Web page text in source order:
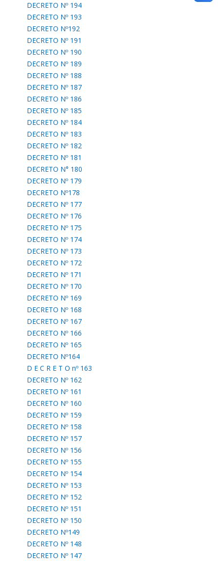
DECRETO Nº 194
DECRETO Nº 193
DECRETO Nº192
DECRETO Nº 191
DECRETO Nº 190
DECRETO Nº 189
DECRETO Nº 188
DECRETO Nº 187
DECRETO Nº 186
DECRETO Nº 185
DECRETO Nº 184
DECRETO Nº 183
DECRETO Nº 182
DECRETO Nº 181
DECRETO N° 180
DECRETO Nº 179
DECRETO Nº178
DECRETO Nº 177
DECRETO Nº 176
DECRETO Nº 175
DECRETO Nº 174
DECRETO Nº 173
DECRETO Nº 172
DECRETO Nº 171
DECRETO Nº 170
DECRETO Nº 169
DECRETO Nº 168
DECRETO Nº 167
DECRETO Nº 166
DECRETO Nº 165
DECRETO Nº164
D E C R E T O nº 163
DECRETO Nº 162
DECRETO Nº 161
DECRETO Nº 160
DECRETO Nº 159
DECRETO Nº 158
DECRETO Nº 157
DECRETO Nº 156
DECRETO Nº 155
DECRETO Nº 154
DECRETO Nº 153
DECRETO Nº 152
DECRETO Nº 151
DECRETO Nº 150
DECRETO Nº149
DECRETO Nº 148
DECRETO Nº 147